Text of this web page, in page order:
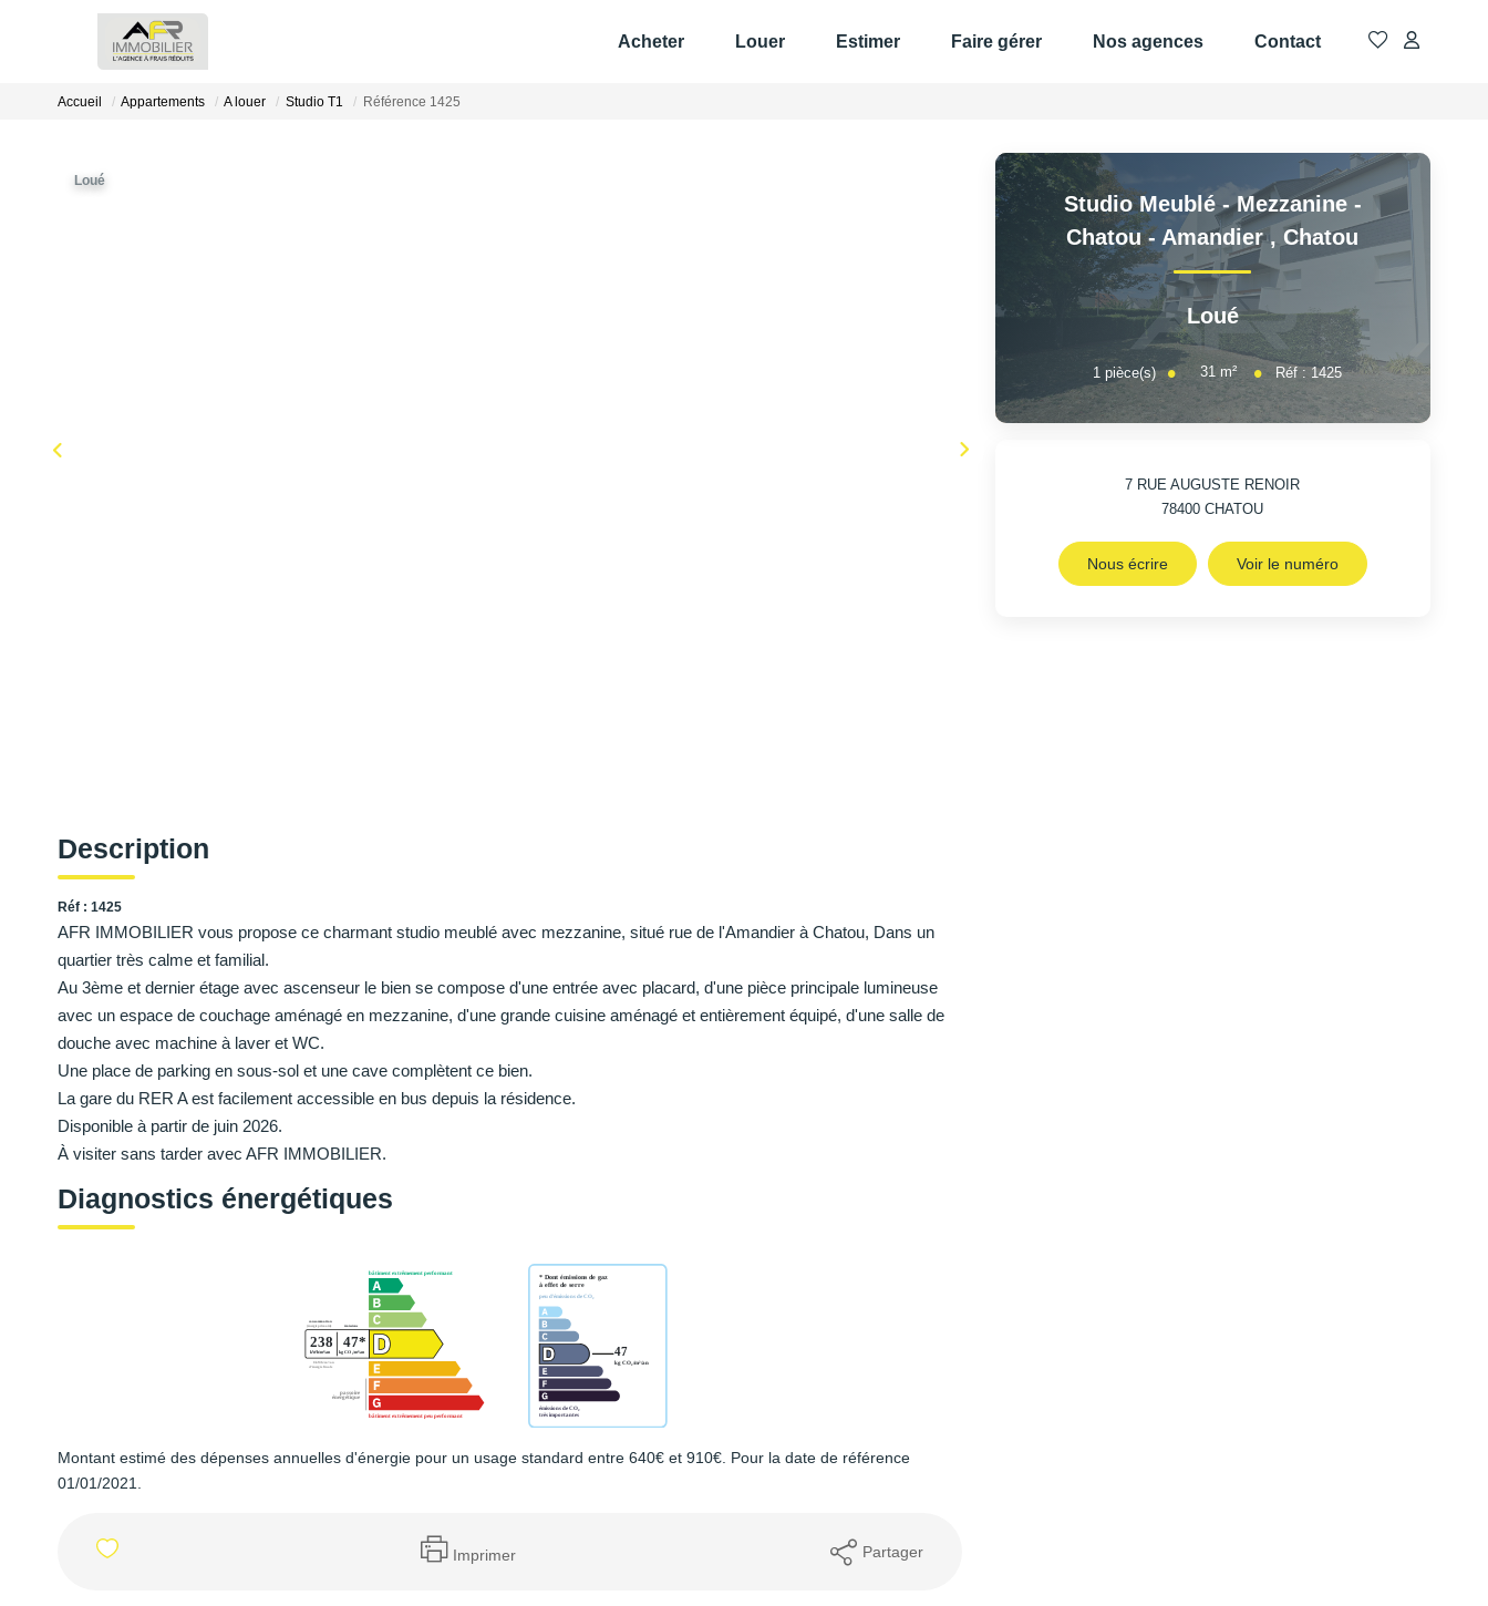
Acheter Louer Estimer Faire gérer Nos agences Contact
Accueil Appartements A louer Studio T1 Référence 1425
Loué
Description
Réf : 1425
AFR IMMOBILIER vous propose ce charmant studio meublé avec mezzanine, situé rue de l'Amandier à Chatou, Dans un
quartier très calme et familial.
Au 3ème et dernier étage avec ascenseur le bien se compose d'une entrée avec placard, d'une pièce principale lumineuse
avec un espace de couchage aménagé en mezzanine, d'une grande cuisine aménagé et entièrement équipé, d'une salle de
douche avec machine à laver et WC.
Une place de parking en sous-sol et une cave complètent ce bien.
La gare du RER A est facilement accessible en bus depuis la résidence.
Disponible à partir de juin 2026.
À visiter sans tarder avec AFR IMMOBILIER.
Diagnostics énergétiques
Montant estimé des dépenses annuelles d'énergie pour un usage standard entre 640€ et 910€. Pour la date de référence
01/01/2021.
Imprimer Partager
Studio Meublé - Mezzanine -
Chatou - Amandier,Chatou
Loué
1 pièce(s) 31 m² Réf :1425
7 RUE AUGUSTE RENOIR
78400CHATOU
Nous écrire Voir le numéro